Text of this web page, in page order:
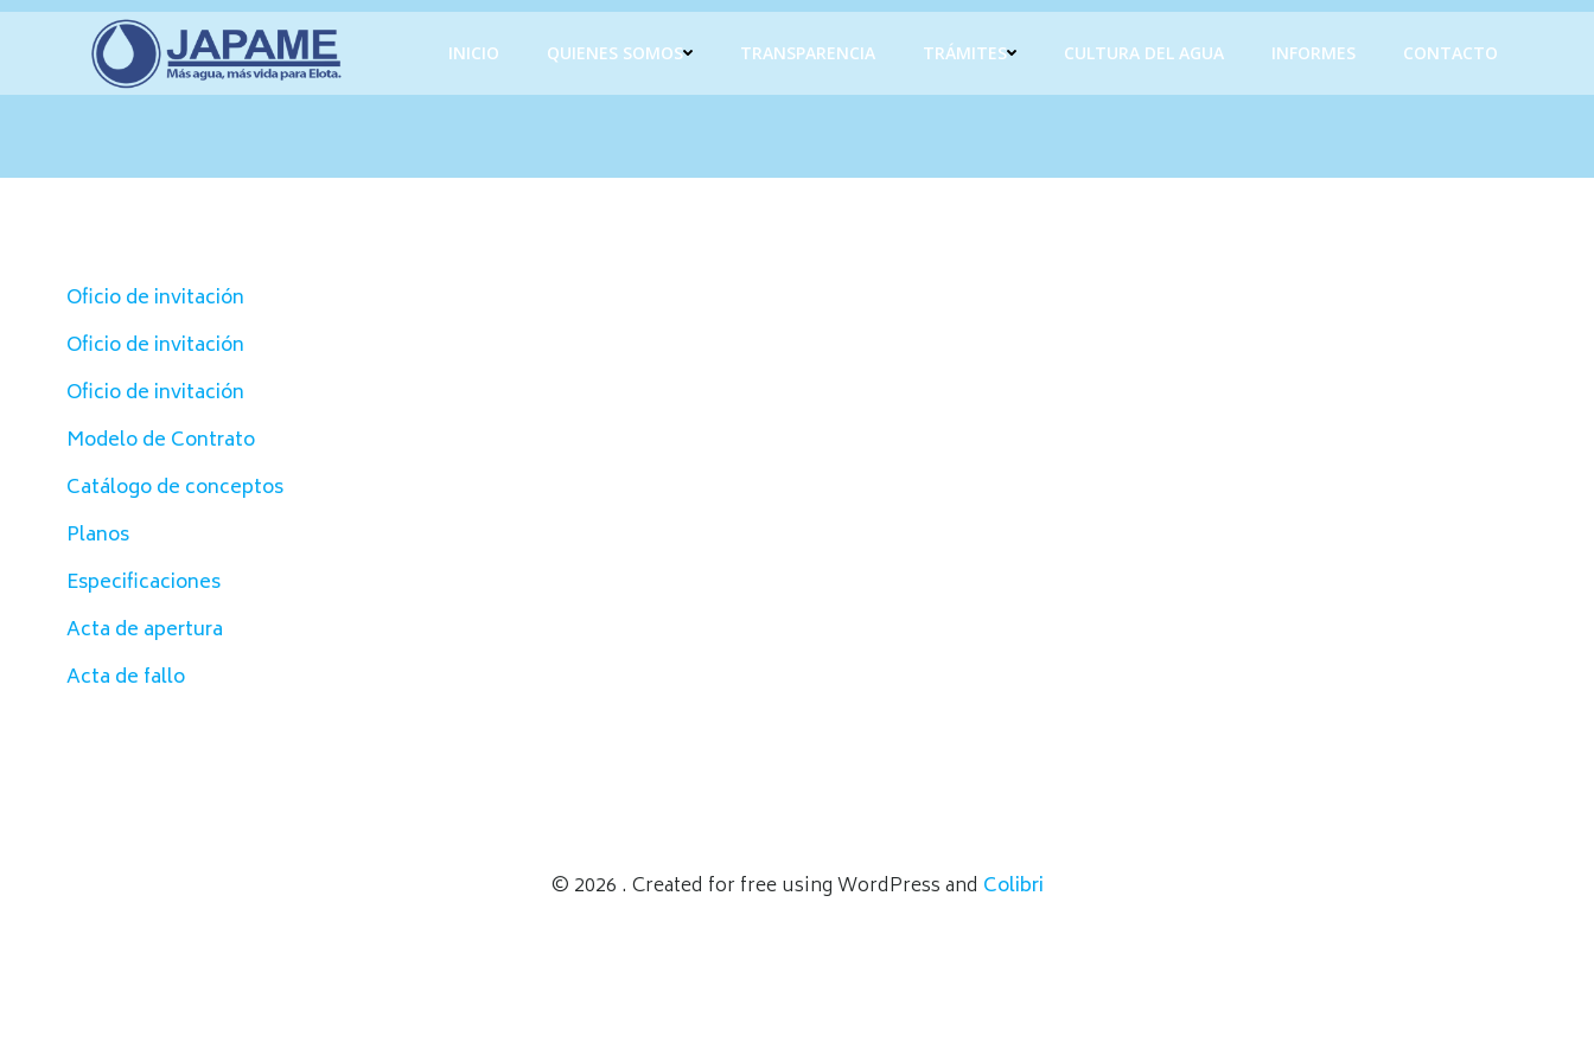
Saltar
contenido
INICIO QUIENES SOMOS TRANSPARENCIA TRÁMITES CULTURA DEL AGUA INFORMES CONTACTO
Oficio de invitación
Oficio de invitación
Oficio de invitación
Modelo de Contrato
Catálogo de conceptos
Planos
Especificaciones
Acta de apertura
Acta de fallo
© 2026 . Created for free using WordPress and Colibri